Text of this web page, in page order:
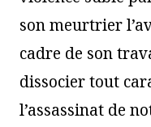
son meurtrier
cadre de son
dissocier tout
l’assassinat de